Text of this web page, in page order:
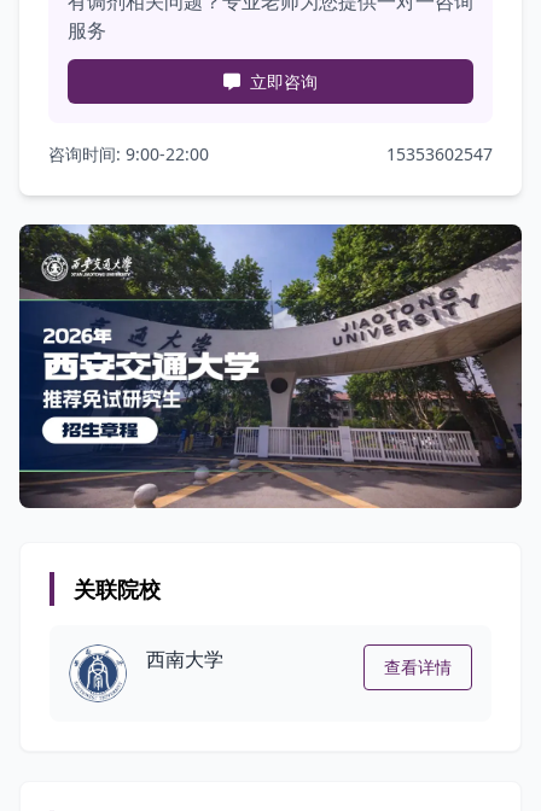
服务
立即咨询
咨询时间: 9:00-22:00 15353602547
关联院校
西南大学 查看详情